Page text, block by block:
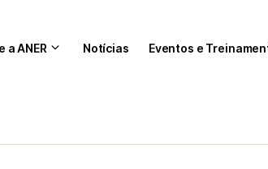
a ANER Notícias Eventos e